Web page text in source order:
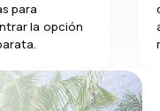
para
la opción